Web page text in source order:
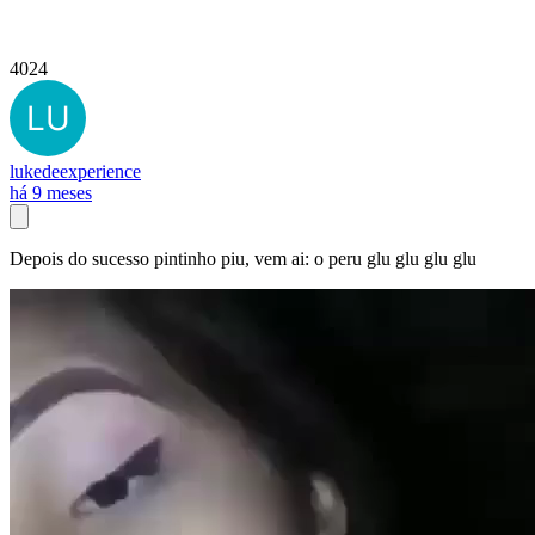
4024
lukedeexperience
há 9 meses
Depois do sucesso pintinho piu, vem ai: o peru glu glu glu glu